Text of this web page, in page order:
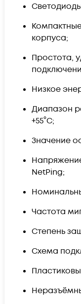
корпуса;
Простота,
Низкое
Диапазон
+55°C;
Значение
NetPing;
Частота
Степень
Схема